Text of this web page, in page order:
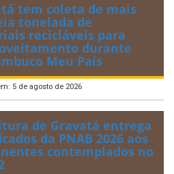
tem coleta de mais
tonelada de
recicláveis para
durante
Meu País
5 de agosto de 2026
de Gravatá entrega
da PNAB 2026 aos
contemplados no